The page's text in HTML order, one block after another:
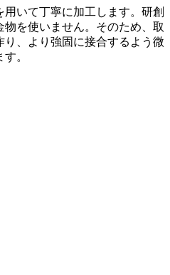
いて丁寧に加工します。研創
を使いません。そのため、取
り、より強固に接合するよう微
。